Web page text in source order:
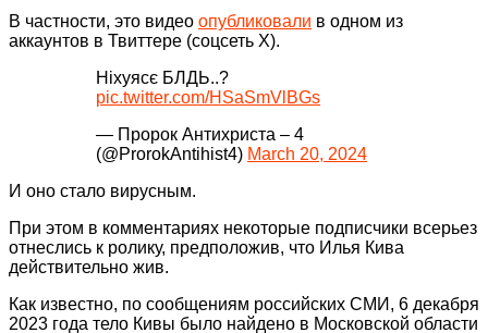
В частности, это видео опубликовали в одном из
аккаунтов в Твиттере (соцсеть Х).
Ніхуясє БЛДЬ..?
pic.twitter.com/HSaSmVlBGs
— Пророк Антихриста – 4
(@ProrokAntihist4) March 20, 2024
И оно стало вирусным.
При этом в комментариях некоторые подписчики всерьез
отнеслись к ролику, предположив, что Илья Кива
действительно жив.
Как известно, по сообщениям российских СМИ, 6 декабря
2023 года тело Кивы было найдено в Московской области